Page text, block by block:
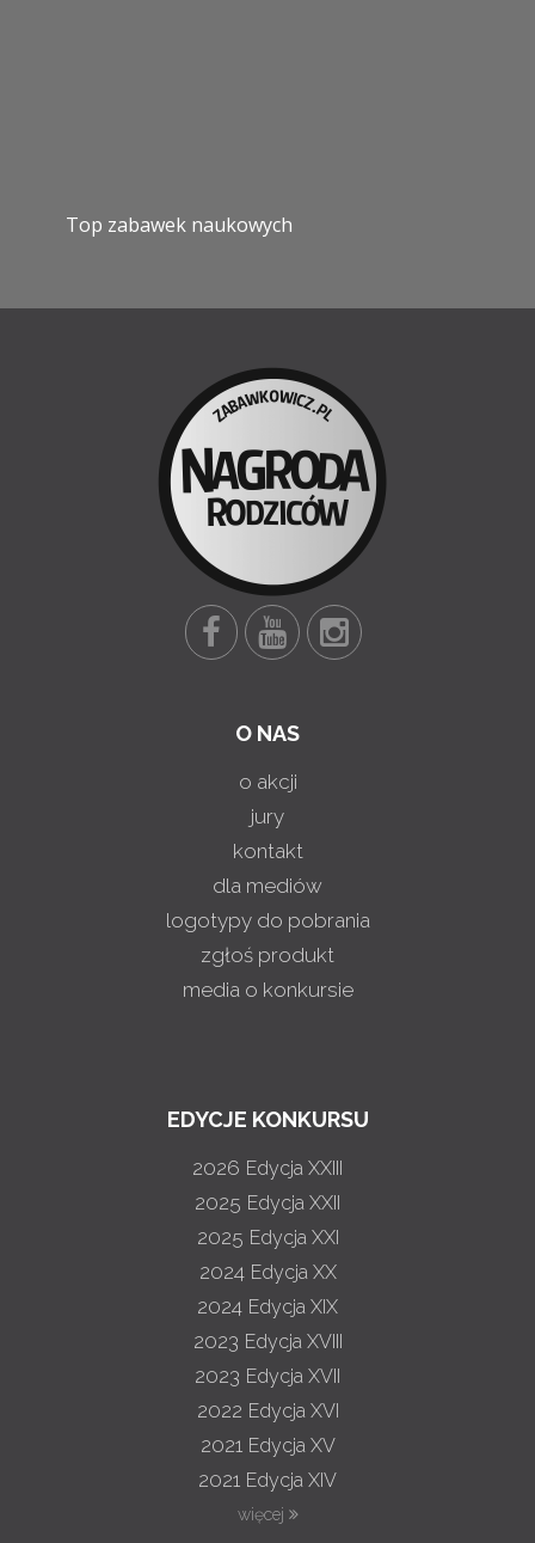
Top zabawek naukowych
O NAS
o akcji
jury
kontakt
dla mediów
logotypy do pobrania
zgłoś produkt
media o konkursie
EDYCJE KONKURSU
2026 Edycja XXIII
2025 Edycja XXII
2025 Edycja XXI
2024 Edycja XX
2024 Edycja XIX
2023 Edycja XVIII
2023 Edycja XVII
2022 Edycja XVI
2021 Edycja XV
2021 Edycja XIV
więcej